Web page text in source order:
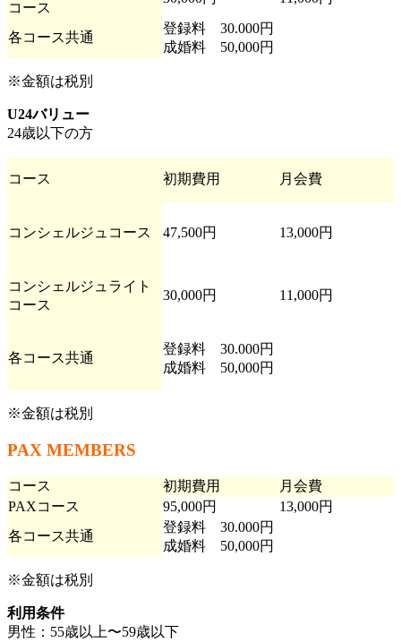
コース
各コース共通
登録料 30.000円
成婚料 50,000円
※金額は税別
U24バリュー
24歳以下の方
コース 初期費用 月会費
コンシェルジュコース 47,500円 13,000円
コンシェルジュライト
コース
30,000円 11,000円
各コース共通
登録料 30.000円
成婚料 50,000円
※金額は税別
PAX MEMBERS
コース 初期費用
月会費
PAXコース
95,000円
13,000円
各コース共通
登録料 30.000円
成婚料 50,000円
※金額は税別
利用条件
男性：55歳以上〜59歳以下